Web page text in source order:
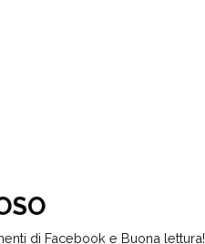
di Facebook e Buona lettura!